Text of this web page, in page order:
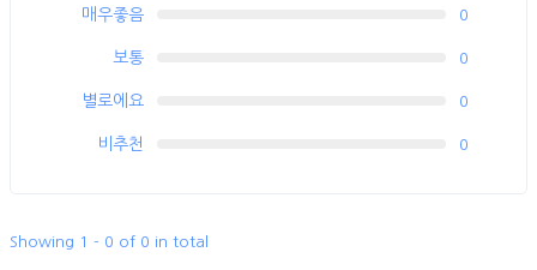
매우좋음 0
보통 0
별로에요 0
비추천 0
Showing 1 - 0 of 0 in total